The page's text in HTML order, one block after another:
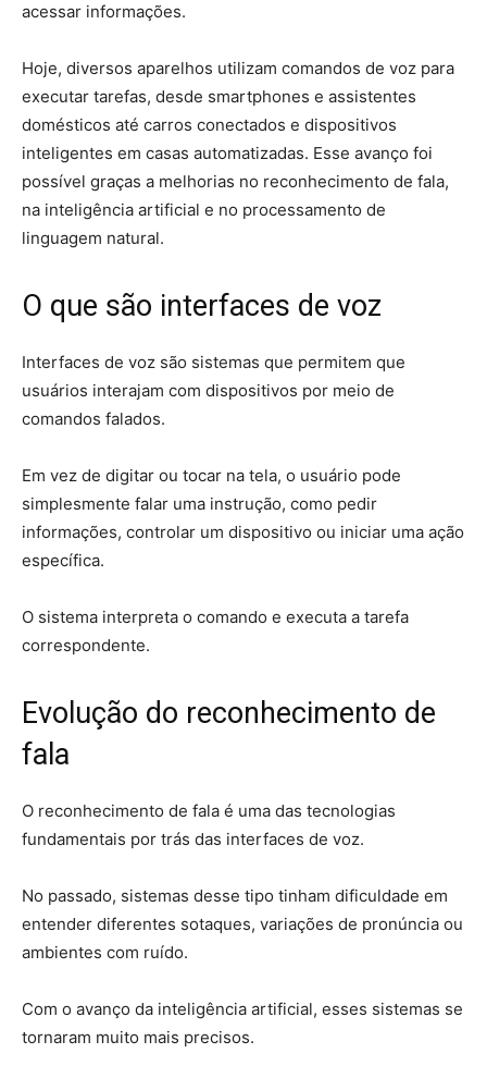
acessar informações.
Hoje, diversos aparelhos utilizam comandos de voz para
executar tarefas, desde smartphones e assistentes
domésticos até carros conectados e dispositivos
inteligentes em casas automatizadas. Esse avanço foi
possível graças a melhorias no reconhecimento de fala,
na inteligência artificial e no processamento de
linguagem natural.
O que são interfaces de voz
Interfaces de voz são sistemas que permitem que
usuários interajam com dispositivos por meio de
comandos falados.
Em vez de digitar ou tocar na tela, o usuário pode
simplesmente falar uma instrução, como pedir
informações, controlar um dispositivo ou iniciar uma ação
específica.
O sistema interpreta o comando e executa a tarefa
correspondente.
Evolução do reconhecimento de
fala
O reconhecimento de fala é uma das tecnologias
fundamentais por trás das interfaces de voz.
No passado, sistemas desse tipo tinham dificuldade em
entender diferentes sotaques, variações de pronúncia ou
ambientes com ruído.
Com o avanço da inteligência artificial, esses sistemas se
tornaram muito mais precisos.